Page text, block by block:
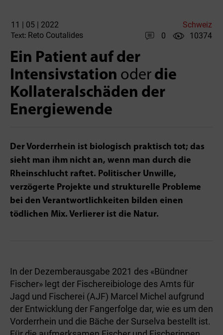
11 | 05 | 2022 Schweiz
Text: Reto Coutalides 0 10374
Ein Patient auf der
Intensivstation oder die
Kollateralschäden der
Energiewende
Der Vorderrhein ist biologisch praktisch tot; das
sieht man ihm nicht an, wenn man durch die
Rheinschlucht raftet. Politischer Unwille,
verzögerte Projekte und strukturelle Probleme
bei den Verantwortlichkeiten bilden einen
tödlichen Mix. Verlierer ist die Natur.
In der Dezemberausgabe 2021 des «Bündner
Fischer» legt der Fischereibiologe des Amts für
Jagd und Fischerei (AJF) Marcel Michel aufgrund
der Entwicklung der Fangerfolge dar, wie es um den
Vorderrhein und die Bäche der Surselva bestellt ist.